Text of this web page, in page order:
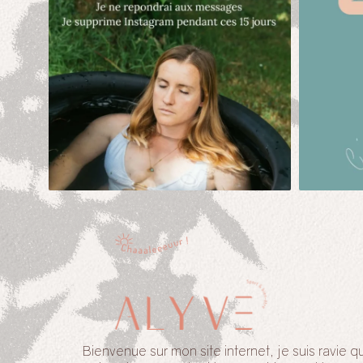
Bienvenue sur mon site internet, je suis ravie